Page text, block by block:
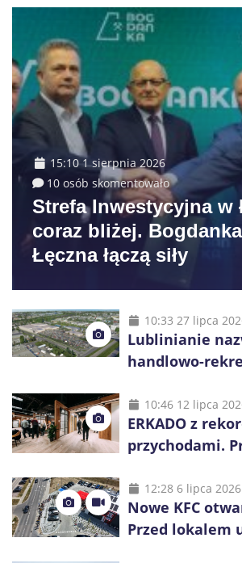
15:10 1 sierpnia 2026
10 osób skomentowało
Strefa Inwestycyjna w
coraz bliżej.
Łęczna łączą siły
10:33 27 lipca
Lublinianie
handlowo-
10:46 12 lipca
ERKADO z
przychodami.
inwestycje
12:28 6 lipca 2026
Nowe KFC
Przed lokalem